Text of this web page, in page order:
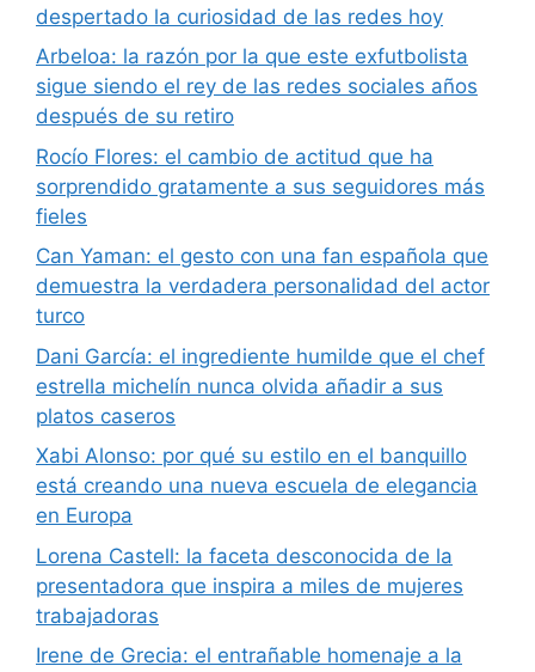
despertado la curiosidad de las redes hoy
Arbeloa: la razón por la que este exfutbolista
sigue siendo el rey de las redes sociales años
después de su retiro
Rocío Flores: el cambio de actitud que ha
sorprendido gratamente a sus seguidores más
fieles
Can Yaman: el gesto con una fan española que
demuestra la verdadera personalidad del actor
turco
Dani García: el ingrediente humilde que el chef
estrella michelín nunca olvida añadir a sus
platos caseros
Xabi Alonso: por qué su estilo en el banquillo
está creando una nueva escuela de elegancia
en Europa
Lorena Castell: la faceta desconocida de la
presentadora que inspira a miles de mujeres
trabajadoras
Irene de Grecia: el entrañable homenaje a la